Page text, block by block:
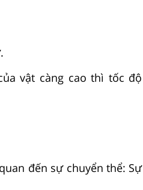
vật càng cao thì tốc độ
đến sự chuyển thể: Sự